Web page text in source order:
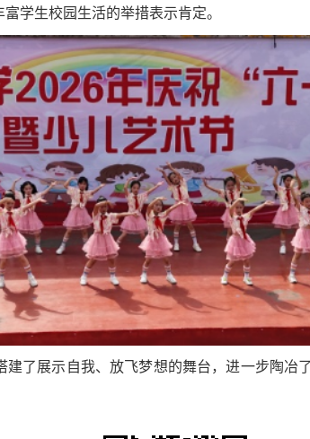
学生校园生活的举措表示肯定。
建了展示自我、放飞梦想的舞台，进一步陶冶